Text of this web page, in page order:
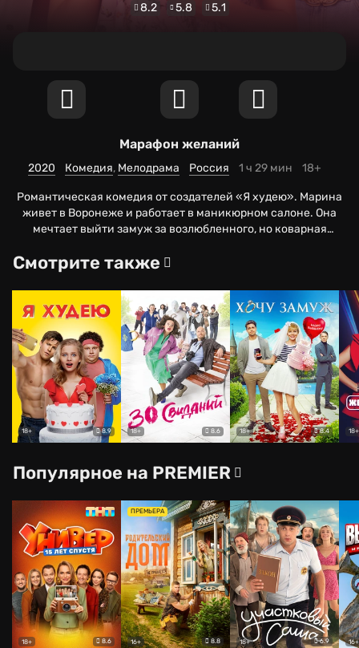
8.2 5.8 5.1
2020 Комедия Мелодрама Россия 1 ч 29 мин 18+
Марафон желаний
Романтическая комедия от создателей «Я худею». Марина
живет в Воронеже и работает в маникюрном салоне. Она
мечтает выйти замуж за возлюбленного, но коварная
обрести счастье в браке и склонить жениха к свадьбе,
Марина отправляется в Ханты-Мансийск на «Марафон
желаний» к известному коучу. Но непредвиденная
пересадка в Пулкове и знакомство с молодым поваром
Сашей заставляют девушку задуматься над тем, чего она
действительно хочет.
Смотрите также
18+ 8.9 18+ 8.6 18+ 8.4 18+
Популярное на PREMIER
18+ 8.6 16+ 8.8
ПРЕМЬЕРА
18+ 6.9 16+